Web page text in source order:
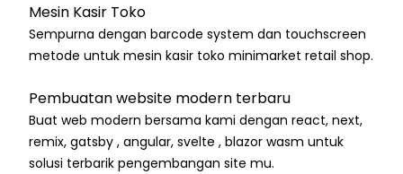
Mesin Kasir Toko
Sempurna dengan barcode system dan touchscreen
metode untuk mesin kasir toko minimarket retail shop.
Pembuatan website modern terbaru
Buat web modern bersama kami dengan react, next,
remix, gatsby , angular, svelte , blazor wasm untuk
solusi terbarik pengembangan site mu.